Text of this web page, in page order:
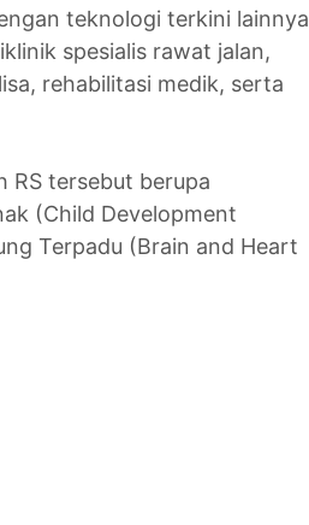
teknologi terkini lainnya
spesialis rawat jalan,
rehabilitasi medik, serta
RS tersebut berupa
(Child Development
Terpadu (Brain and Heart